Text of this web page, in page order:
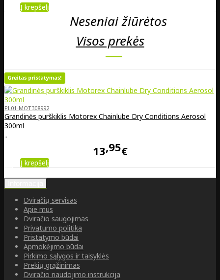
Į krepšelį
Neseniai žiūrėtos
Visos prekės
PL01-MOT308992
Grandinės purškiklis Motorex Chainlube Dry Conditions Aerosol
300ml
..
13 95€
Į krepšelį
Dviračių servisas
Apie mus
Dviračio saugojimas
Privatumo politika
Pristatymo būdai
Apmokėjimo būdai
Pirkimo sąlygos ir taisyklės
Prekių grąžinimas
Dviračio naudojimo instrukcija